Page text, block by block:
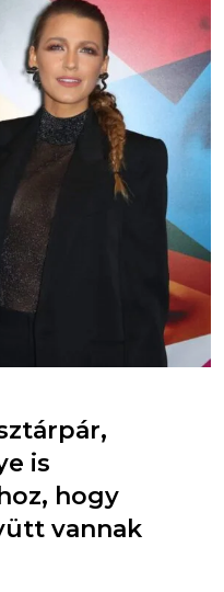
is
hogy
vannak